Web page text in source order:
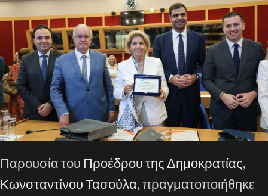
Παρουσία του Προέδρου της Δημοκρατίας,
Κωνσταντίνου Τασούλα, πραγματοποιήθηκε